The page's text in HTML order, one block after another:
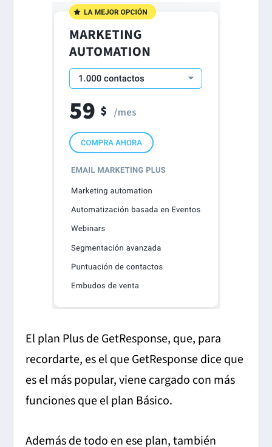
El plan Plus de GetResponse, que, para
recordarte, es el que GetResponse dice que
es el más popular, viene cargado con más
funciones que el plan Básico.
Además de todo en ese plan, también